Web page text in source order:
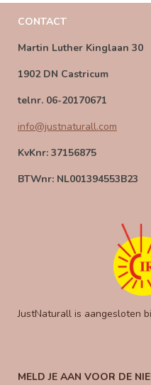
CONTACT
Martin Luther Kinglaan 30
1902 DN Castricum
telnr. 06-20170671
info@justnaturall.com
KvKnr: 37156875
BTWnr: NL001394553B23
JustNaturall is aangesloten
MELD JE AAN VOOR DE